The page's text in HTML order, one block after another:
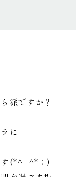
派ですか？
に
す(*^_^*；)